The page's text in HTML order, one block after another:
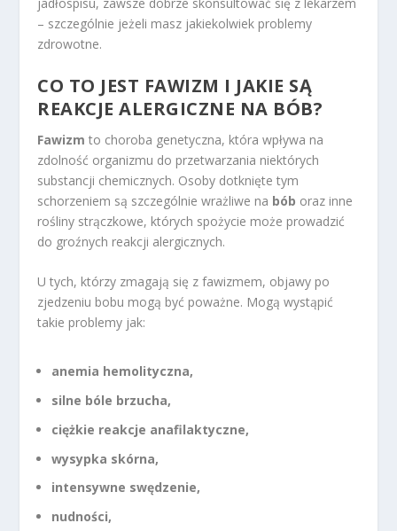
– szczególnie jeżeli masz jakiekolwiek problemy
zdrowotne.
CO TO JEST FAWIZM I JAKIE SĄ
REAKCJE ALERGICZNE NA BÓB?
Fawizm to choroba genetyczna, która wpływa na
zdolność organizmu do przetwarzania niektórych
substancji chemicznych. Osoby dotknięte tym
schorzeniem są szczególnie wrażliwe na bób oraz inne
rośliny strączkowe, których spożycie może prowadzić
do groźnych reakcji alergicznych.
U tych, którzy zmagają się z fawizmem, objawy po
zjedzeniu bobu mogą być poważne. Mogą wystąpić
takie problemy jak:
anemia hemolityczna,
silne bóle brzucha,
ciężkie reakcje anafilaktyczne,
wysypka skórna,
intensywne swędzenie,
nudności,